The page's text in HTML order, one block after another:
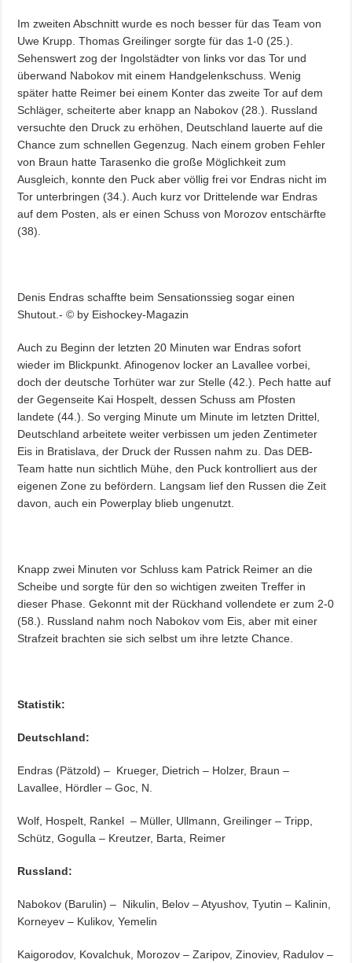
Im zweiten Abschnitt wurde es noch besser für das Team von
Uwe Krupp. Thomas Greilinger sorgte für das 1-0 (25.).
Sehenswert zog der Ingolstädter von links vor das Tor und
überwand Nabokov mit einem Handgelenkschuss. Wenig
später hatte Reimer bei einem Konter das zweite Tor auf dem
Schläger, scheiterte aber knapp an Nabokov (28.). Russland
versuchte den Druck zu erhöhen, Deutschland lauerte auf die
Chance zum schnellen Gegenzug. Nach einem groben Fehler
von Braun hatte Tarasenko die große Möglichkeit zum
Ausgleich, konnte den Puck aber völlig frei vor Endras nicht im
Tor unterbringen (34.). Auch kurz vor Drittelende war Endras
auf dem Posten, als er einen Schuss von Morozov entschärfte
(38).
Denis Endras schaffte beim Sensationssieg sogar einen
Shutout.- © by Eishockey-Magazin
Auch zu Beginn der letzten 20 Minuten war Endras sofort
wieder im Blickpunkt. Afinogenov locker an Lavallee vorbei,
doch der deutsche Torhüter war zur Stelle (42.). Pech hatte auf
der Gegenseite Kai Hospelt, dessen Schuss am Pfosten
landete (44.). So verging Minute um Minute im letzten Drittel,
Deutschland arbeitete weiter verbissen um jeden Zentimeter
Eis in Bratislava, der Druck der Russen nahm zu. Das DEB-
Team hatte nun sichtlich Mühe, den Puck kontrolliert aus der
eigenen Zone zu befördern. Langsam lief den Russen die Zeit
davon, auch ein Powerplay blieb ungenutzt.
Knapp zwei Minuten vor Schluss kam Patrick Reimer an die
Scheibe und sorgte für den so wichtigen zweiten Treffer in
dieser Phase. Gekonnt mit der Rückhand vollendete er zum 2-0
(58.). Russland nahm noch Nabokov vom Eis, aber mit einer
Strafzeit brachten sie sich selbst um ihre letzte Chance.
Statistik:
Deutschland:
Endras (Pätzold) – Krueger, Dietrich – Holzer, Braun –
Lavallee, Hördler – Goc, N.
Wolf, Hospelt, Rankel – Müller, Ullmann, Greilinger – Tripp,
Schütz, Gogulla – Kreutzer, Barta, Reimer
Russland:
Nabokov (Barulin) – Nikulin, Belov – Atyushov, Tyutin – Kalinin,
Korneyev – Kulikov, Yemelin
Kaigorodov, Kovalchuk, Morozov – Zaripov, Zinoviev, Radulov –